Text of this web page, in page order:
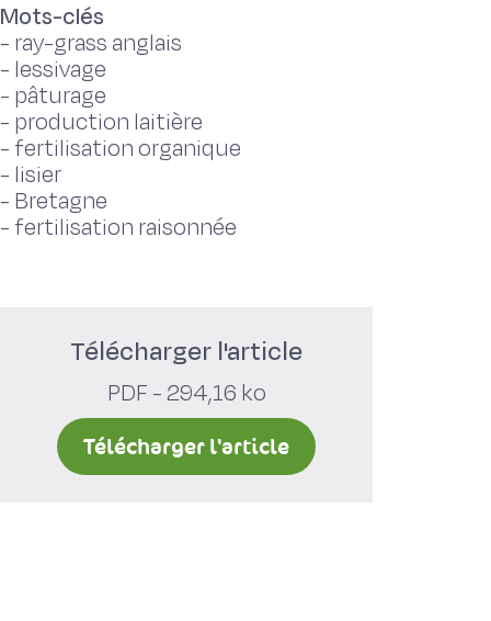
Mots-clés
- ray-grass anglais
- lessivage
- pâturage
- production laitière
- fertilisation organique
- lisier
- Bretagne
- fertilisation raisonnée
Télécharger l'article
PDF - 294,16 ko
Télécharger l'article